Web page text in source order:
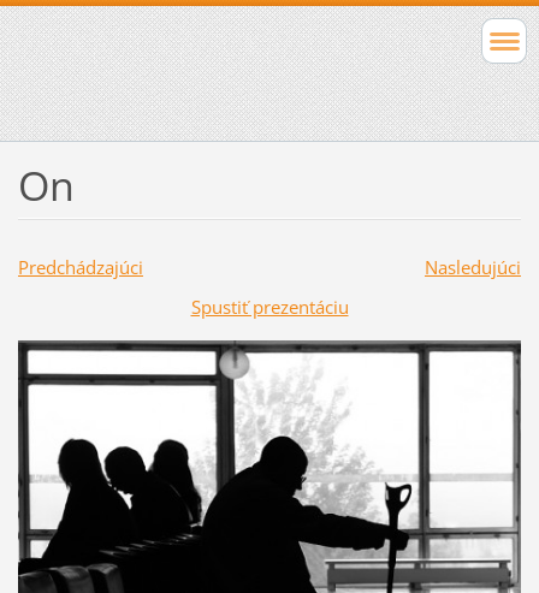
On
Predchádzajúci
Nasledujúci
Spustiť prezentáciu